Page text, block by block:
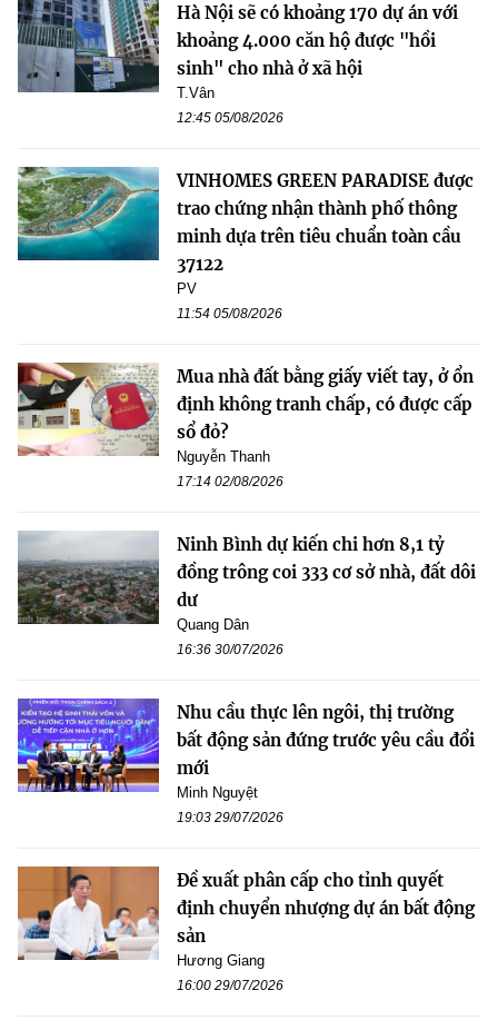
Hà Nội sẽ có khoảng 170 dự án với
khoảng 4.000 căn hộ được "hồi
sinh" cho nhà ở xã hội
T.Vân
12:45 05/08/2026
VINHOMES GREEN PARADISE được
trao chứng nhận thành phố thông
minh dựa trên tiêu chuẩn toàn cầu
37122
PV
11:54 05/08/2026
Mua nhà đất bằng giấy viết tay, ở ổn
định không tranh chấp, có được cấp
sổ đỏ?
Nguyễn Thanh
17:14 02/08/2026
Ninh Bình dự kiến chi hơn 8,1 tỷ
đồng trông coi 333 cơ sở nhà, đất dôi
dư
Quang Dân
16:36 30/07/2026
Nhu cầu thực lên ngôi, thị trường
bất động sản đứng trước yêu cầu đổi
mới
Minh Nguyệt
19:03 29/07/2026
Đề xuất phân cấp cho tỉnh quyết
định chuyển nhượng dự án bất động
sản
Hương Giang
16:00 29/07/2026